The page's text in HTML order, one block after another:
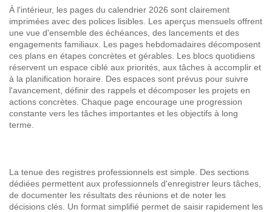
À l'intérieur, les pages du calendrier 2026 sont clairement
imprimées avec des polices lisibles. Les aperçus mensuels offrent
une vue d'ensemble des échéances, des lancements et des
engagements familiaux. Les pages hebdomadaires décomposent
ces plans en étapes concrètes et gérables. Les blocs quotidiens
réservent un espace ciblé aux priorités, aux tâches à accomplir et
à la planification horaire. Des espaces sont prévus pour suivre
l'avancement, définir des rappels et décomposer les projets en
actions concrètes. Chaque page encourage une progression
constante vers les tâches importantes et les objectifs à long
terme.
La tenue des registres professionnels est simple. Des sections
dédiées permettent aux professionnels d'enregistrer leurs tâches,
de documenter les résultats des réunions et de noter les
décisions clés. Un format simplifié permet de saisir rapidement les